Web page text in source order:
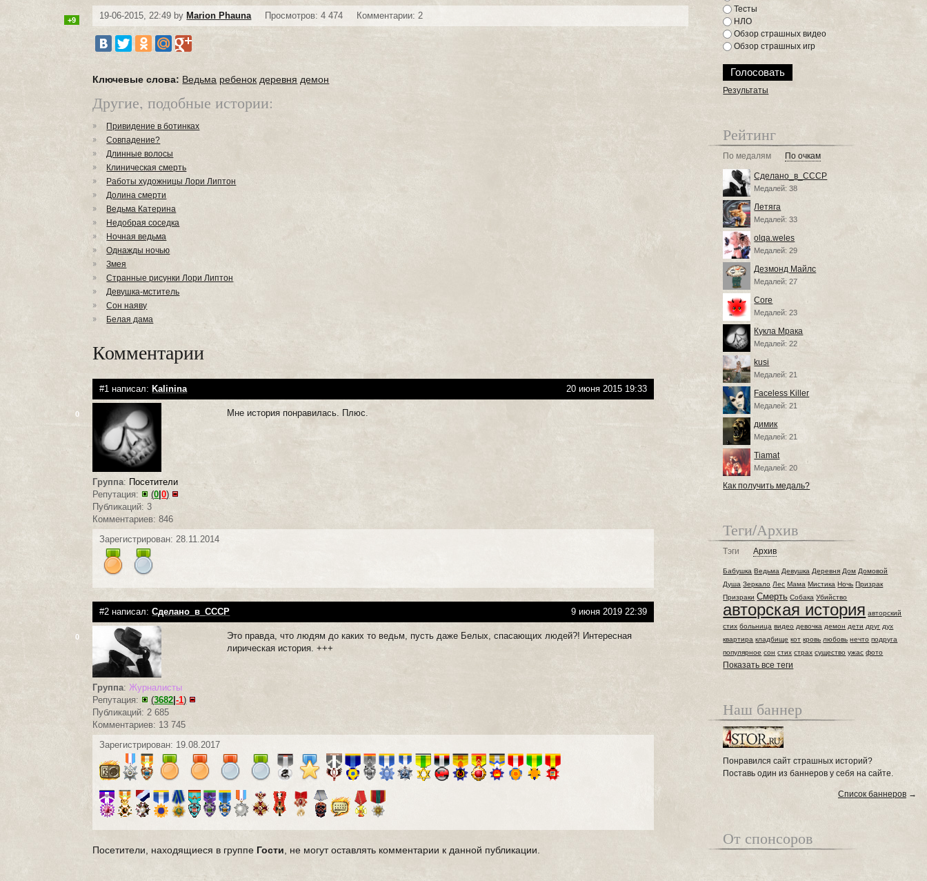
19-06-2015, 22:49 by Marion Phauna Просмотров: 4 474 Комментарии: 2
+9
Ключевые слова: Ведьма ребенок деревня демон
Другие, подобные истории:
Привидение в ботинках
Совпадение?
Длинные волосы
Клиническая смерть
Работы художницы Лори Липтон
Долина смерти
Ведьма Катерина
Недобрая соседка
Ночная ведьма
Однажды ночью
Змея
Странные рисунки Лори Липтон
Девушка-мститель
Сон наяву
Белая дама
Комментарии
#1 написал: Kalinina 20 июня 2015 19:33
0
Группа: Посетители
Репутация:
(0 |0)
Публикаций: 3
Комментариев: 846
Мне история понравилась. Плюс.
Зарегистрирован: 28.11.2014
#2 написал:Сделано_в_СССР 9 июня 2019 22:39
0
Группа:Журналисты
Репутация:
(3682|-1)
Публикаций: 2 685
Комментариев: 13 745
Это правда, что людям до каких то ведьм, пусть даже Белых, спасающих людей?! Интересная
лирическая история. +++
Зарегистрирован: 19.08.2017
Посетители, находящиеся в группе Гости , не могут оставлять комментарии к данной публикации.
Тесты
НЛО
Обзор страшных видео
Обзор страшных игр
Результаты
Рейтинг
По медалям По очкам
Сделано_в_СССР
Медалей: 38
Летяга
Медалей: 33
olqa.weles
Медалей: 29
Дезмонд Майлс
Медалей: 27
Core
Медалей: 23
Кукла Мрака
Медалей: 22
kusi
Медалей: 21
Faceless Killer
Медалей: 21
димик
Медалей: 21
Tiamat
Медалей: 20
Как получить медаль?
Теги/Архив
Тэги Архив
Бабушка Ведьма Девушка Деревня Дом Домовой
Душа Зеркало Лес Мама Мистика Ночь Призрак
Призраки Смерть Собака Убийство
авторская история авторский
стих больница видео девочка демон дети друг дух
квартира кладбище кот кровь любовь нечто подруга
популярное сон стих страх существо ужас фото
Показать все теги
Наш баннер
Понравился сайт страшных историй?
Поставь один из баннеров у себя на сайте.
Список баннеров →
От спонсоров